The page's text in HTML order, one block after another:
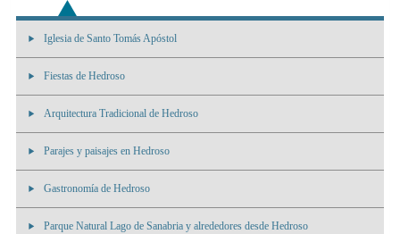
Iglesia de Santo Tomás Apóstol
Fiestas de Hedroso
Arquitectura Tradicional de Hedroso
Parajes y paisajes en Hedroso
Gastronomía de Hedroso
Parque Natural Lago de Sanabria y alrededores desde Hedroso